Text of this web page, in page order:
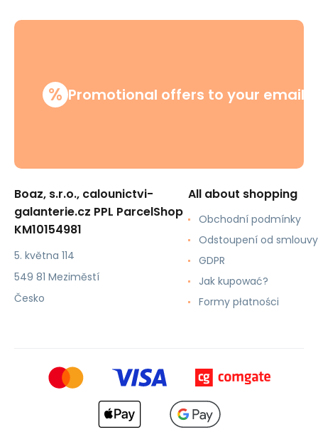
% Promotional offers to your email
Boaz, s.r.o., calounictvi-
galanterie.cz PPL ParcelShop
KM10154981
5. května 114
549 81 Meziměstí
Česko
All about shopping
Obchodní podmínky
Odstoupení od smlouvy
GDPR
Jak kupować?
Formy płatności